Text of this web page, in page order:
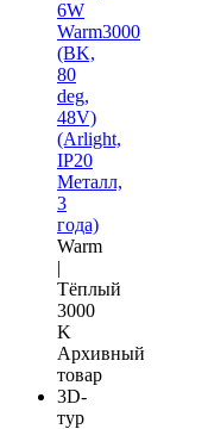
6W
Warm3000
(BK,
80
deg,
48V)
(Arlight,
IP20
Металл,
3
года)
Warm
|
Тёплый
3000
K
Архивный
товар
3D-
тур